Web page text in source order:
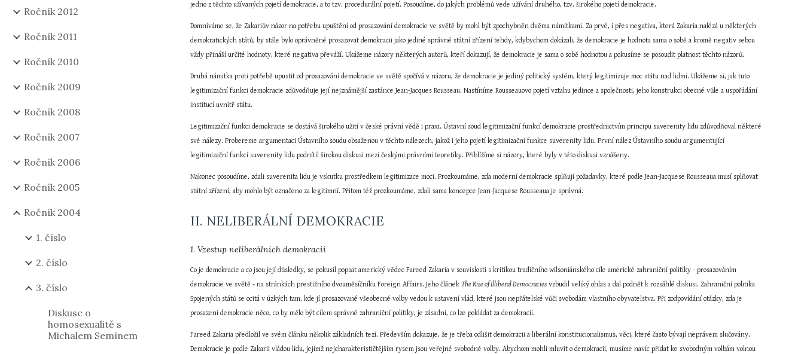
Ročník 2012
Ročník 2011
Ročník 2010
Ročník 2009
Ročník 2008
Ročník 2007
Ročník 2006
Ročník 2005
Ročník 2004
1. číslo
2. číslo
3. číslo
Diskuse o
homosexualitě s
Michalem Semínem
jedno z těchto užívaných pojetí demokracie, a to tzv. procedurální pojetí. Posoudíme, do jakých problémů vede užívání druhého, tzv. širokého pojetí demokracie.
Domníváme se, že Zakariův názor na potřebu upuštění od prosazování demokracie ve světě by mohl být zpochybněn dvěma námitkami. Za prvé, i přes negativa, která Zakaria nalézá u některých
demokratických států, by stále bylo oprávněné prosazovat demokracii jako jediné správné státní zřízení tehdy, kdybychom dokázali, že demokracie je hodnota sama o sobě a kromě negativ sebou
vždy přináší určité hodnoty, které negativa převáží. Ukážeme názory některých autorů, kteří dokazují, že demokracie je sama o sobě hodnotou a pokusíme se posoudit platnost těchto názorů.
Druhá námitka proti potřebě upustit od prosazování demokracie ve světě spočívá v názoru, že demokracie je jediný politický systém, který legitimizuje moc státu nad lidmi. Ukážeme si, jak tuto
legitimizační funkci demokracie zdůvodňuje její nejznámější zastánce Jean-Jacques Rousseau. Nastíníme Rousseauovo pojetí vztahu jedince a společnosti, jeho konstrukci obecné vůle a uspořádání
institucí uvnitř státu.
Legitimizační funkci demokracie se dostává širokého užití v české právní vědě i praxi. Ústavní soud legitimizační funkcí demokracie prostřednictvím principu suverenity lidu zdůvodňoval některé
své nálezy. Probereme argumentaci Ústavního soudu obsaženou v těchto nálezech, jakož i jeho pojetí legitimizační funkce suverenity lidu. První nález Ústavního soudu argumentující
legitimizační funkcí suverenity lidu podnítil širokou diskusi mezi českými právními teoretiky. Přiblížíme si názory, které byly v této diskusi vznášeny.
Nakonec posoudíme, zdali suverenita lidu je vskutku prostředkem legitimizace moci. Prozkoumáme, zda moderní demokracie splňují požadavky, které podle Jean-Jacquese Rousseaua musí splňovat
státní zřízení, aby mohlo být označeno za legitimní. Přitom též prozkoumáme, zdali sama koncepce Jean-Jacquese Rousseaua je správná.
II. NELIBERÁLNÍ DEMOKRACIE
1. Vzestup neliberálních demokracií
Co je demokracie a co jsou její důsledky, se pokusil popsat americký vědec Fareed Zakaria v souvislosti s kritikou tradičního wilsoniánského cíle americké zahraniční politiky - prosazováním
demokracie ve světě - na stránkách prestižního dvouměsíčníku Foreign Affairs. Jeho článek The Rise of Illiberal Democracies vzbudil veliký ohlas a dal podnět k rozsáhlé diskusi. Zahraniční politika
Spojených států se ocitá v úzkých tam, kde jí prosazované všeobecné volby vedou k ustavení vlád, které jsou nepřátelské vůči svobodám vlastního obyvatelstva. Při zodpovídání otázky, zda je
prosazení demokracie něco, co by mělo být cílem správné zahraniční politiky, je zásadní, co lze pokládat za demokracii.
Fareed Zakaria předložil ve svém článku několik základních tezí. Především dokazuje, že je třeba odlišit demokracii a liberální konstitucionalismus, věci, které často bývají neprávem slučovány.
Demokracie je podle Zakarii vládou lidu, jejímž nejcharakterističtějším rysem jsou veřejné svobodné volby. Abychom mohli mluvit o demokracii, musíme navíc přidat ke svobodným volbám volnou